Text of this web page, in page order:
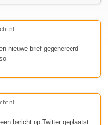
nieuwe brief gegenereerd
bericht op Twitter geplaatst